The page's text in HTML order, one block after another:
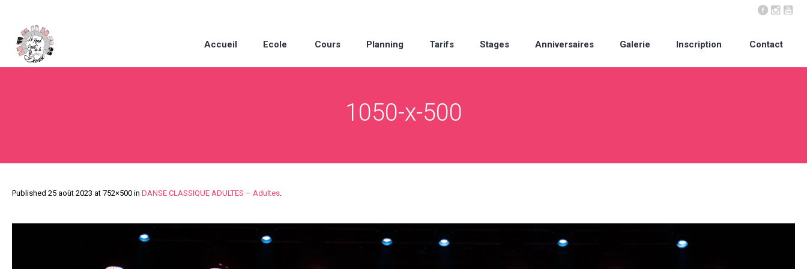
Accueil Ecole Cours Planning Tarifs Stages Anniversaires Galerie Inscription Contact
1050-x-500
Published 25 août 2023 at 752×500 in DANSE CLASSIQUE ADULTES – Adultes.